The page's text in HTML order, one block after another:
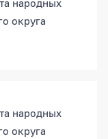
народных
округа
народных
округа